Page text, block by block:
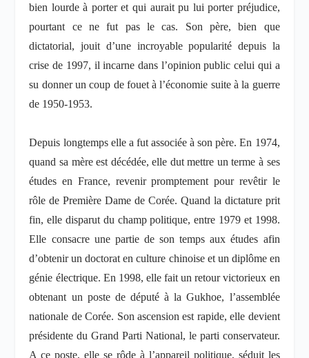
bien lourde à porter et qui aurait pu lui porter préjudice,
pourtant ce ne fut pas le cas. Son père, bien que
dictatorial, jouit d’une incroyable popularité depuis la
crise de 1997, il incarne dans l’opinion public celui qui a
su donner un coup de fouet à l’économie suite à la guerre
de 1950-1953.
Depuis longtemps elle a fut associée à son père. En 1974,
quand sa mère est décédée, elle dut mettre un terme à ses
études en France, revenir promptement pour revêtir le
rôle de Première Dame de Corée. Quand la dictature prit
fin, elle disparut du champ politique, entre 1979 et 1998.
Elle consacre une partie de son temps aux études afin
d’obtenir un doctorat en culture chinoise et un diplôme en
génie électrique. En 1998, elle fait un retour victorieux en
obtenant un poste de député à la Gukhoe, l’assemblée
nationale de Corée. Son ascension est rapide, elle devient
présidente du Grand Parti National, le parti conservateur.
A ce poste, elle se rôde à l’appareil politique, séduit les